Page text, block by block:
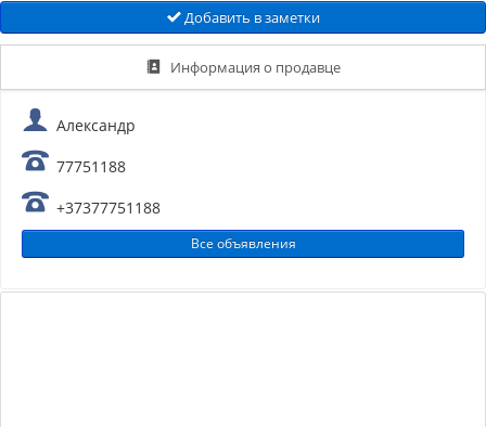
Добавить в заметки
Информация о продавце
Александр
77751188
+37377751188
Все объявления